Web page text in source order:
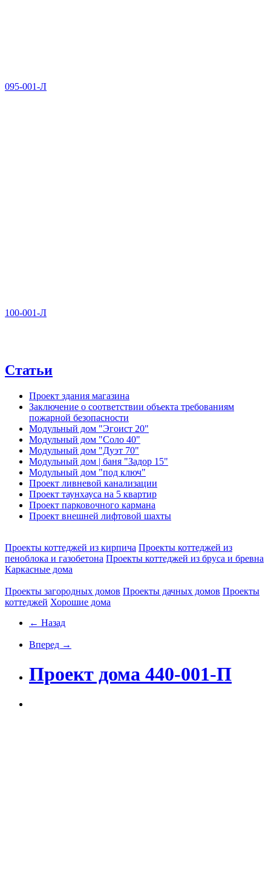
095-001-Л
100-001-Л
Статьи
Проект здания магазина
Заключение о соответствии объекта требованиям
пожарной безопасности
Модульный дом "Эгоист 20"
Модульный дом "Соло 40"
Модульный дом "Дуэт 70"
Модульный дом | баня "Задор 15"
Модульный дом "под ключ"
Проект ливневой канализации
Проект таунхауса на 5 квартир
Проект парковочного кармана
Проект внешней лифтовой шахты
Проекты коттеджей из кирпича Проекты коттеджей из
пеноблока и газобетона Проекты коттеджей из бруса и бревна
Каркасные дома
Проекты загородных домов Проекты дачных домов Проекты
коттеджей Хорошие дома
← Назад
Вперед →
Проект дома 440-001-П